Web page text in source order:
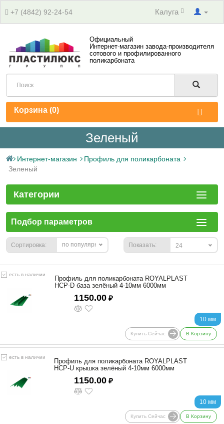
+7 (4842) 92-24-54 Калуга
Официальный
Интернет-магазин завода-производителя
сотового и профилированного
поликарбоната
Корзина (0)
Зеленый
Интернет-магазин
Профиль для поликарбоната
Зеленый
Категории
Подбор параметров
Сортировка: по популярности Показать: 24
есть в наличии
10 мм
Профиль для поликарбоната ROYALPLAST
HCP-D база зелёный 4-10мм 6000мм
1150.00 ₽
Купить Сейчас В Корзину
есть в наличии
10 мм
Профиль для поликарбоната ROYALPLAST
HCP-U крышка зелёный 4-10мм 6000мм
1150.00 ₽
Купить Сейчас В Корзину